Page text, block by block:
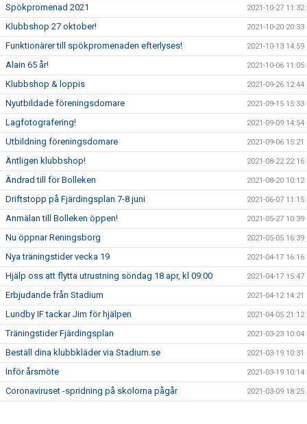
Spökpromenad 2021 2021-10-27 11:32
Klubbshop 27 oktober! 2021-10-20 20:33
Funktionärer till spökpromenaden efterlyses! 2021-10-13 14:59
Alain 65 år! 2021-10-06 11:05
Klubbshop & loppis 2021-09-26 12:44
Nyutbildade föreningsdomare 2021-09-15 15:33
Lagfotografering! 2021-09-09 14:54
Utbildning föreningsdomare 2021-09-06 15:21
Äntligen klubbshop! 2021-08-22 22:16
Ändrad till för Bolleken 2021-08-20 10:12
Driftstopp på Fjärdingsplan 7-8 juni 2021-06-07 11:15
Anmälan till Bolleken öppen! 2021-05-27 10:39
Nu öppnar Reningsborg 2021-05-05 16:39
Nya träningstider vecka 19 2021-04-17 16:16
Hjälp oss att flytta utrustning söndag 18 apr, kl 09:00 2021-04-17 15:47
Erbjudande från Stadium 2021-04-12 14:21
Lundby IF tackar Jim för hjälpen 2021-04-05 21:12
Träningstider Fjärdingsplan 2021-03-23 10:04
Beställ dina klubbkläder via Stadium.se 2021-03-19 10:31
Inför årsmöte 2021-03-19 10:14
Coronaviruset -spridning på skolorna pågår 2021-03-09 18:25